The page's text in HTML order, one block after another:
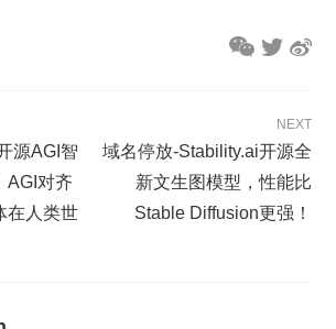
源AGI智
AGI对齐
在人类世
NEXT
域名停放-Stability.ai开源全
新文生图模型，性能比
Stable Diffusion更强！